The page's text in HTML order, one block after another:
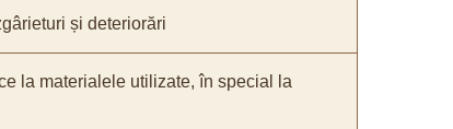
și deteriorări
la materialele utilizate, în special la